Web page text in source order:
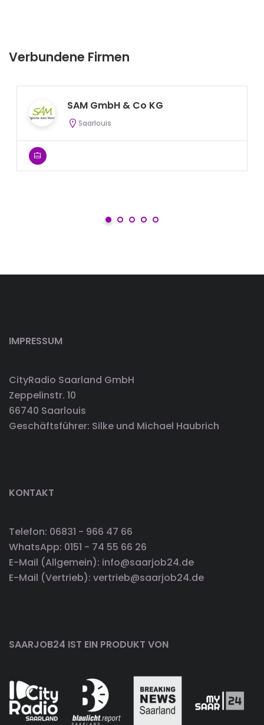
Verbundene Firmen
SAM GmbH & Co KG
Saarlouis
IMPRESSUM
CityRadio Saarland GmbH
Zeppelinstr. 10
66740 Saarlouis
Geschäftsführer: Silke und Michael Haubrich
KONTAKT
Telefon: 06831 - 966 47 66
WhatsApp: 0151 - 74 55 66 26
E-Mail (Allgemein): info@saarjob24.de
E-Mail (Vertrieb): vertrieb@saarjob24.de
SAARJOB24 IST EIN PRODUKT VON